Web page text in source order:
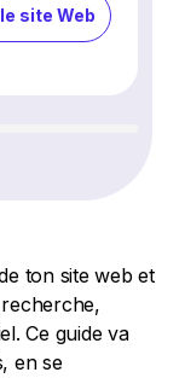
site Web
ton site web et
Ce guide va
en se